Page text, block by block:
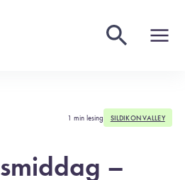
1 min lesing SILDIKON VALLEY
–